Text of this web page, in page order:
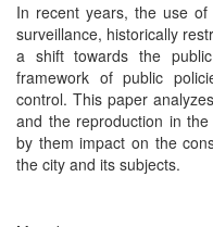
In recent years, the use of
surveillance, historically
a shift towards the
framework of public
control. This paper
and the reproduction in
by them impact on the
the city and its subjects.